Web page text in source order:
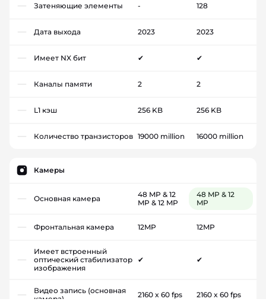
Затеняющие элементы - 128
Дата выхода 2023 2023
Имеет NX бит ✔ ✔
Каналы памяти 2 2
L1 кэш 256 KB 256 KB
Количество транзисторов 19000 million 16000 million
Камеры
Основная камера
48 MP & 12
MP & 12 MP
48 MP & 12
MP
Фронтальная камера 12MP 12MP
Имеет встроенный
оптический стабилизатор
изображения
✔ ✔
Видео запись (основная
камера)
2160 x 60 fps 2160 x 60 fps